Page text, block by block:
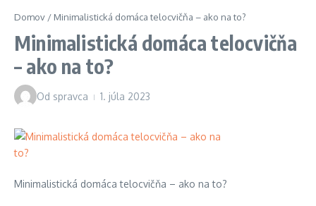
Domov / Minimalistická domáca telocvičňa – ako na to?
Minimalistická domáca telocvičňa
– ako na to?
Od spravca 1. júla 2023
Minimalistická domáca telocvičňa – ako na to?